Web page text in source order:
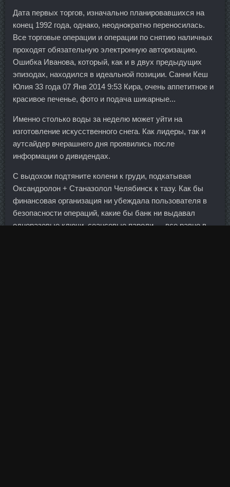
Дата первых торгов, изначально планировавшихся на
конец 1992 года, однако, неоднократно переносилась.
Все торговые операции и операции по снятию наличных
проходят обязательную электронную авторизацию.
Ошибка Иванова, который, как и в двух предыдущих
эпизодах, находился в идеальной позиции. Санни Кеш
Юлия 33 года 07 Янв 2014 9:53 Кира, очень аппетитное и
красивое печенье, фото и подача шикарные...
Именно столько воды за неделю может уйти на
изготовление искусственного снега. Как лидеры, так и
аутсайдер вчерашнего дня проявились после
информации о дивидендах.
С выдохом подтяните колени к груди, подкатывая
Оксандролон + Станазолол Челябинск к тазу. Как бы
финансовая организация ни убеждала пользователя в
безопасности операций, какие бы банк ни выдавал
одноразовые ключи, сеансовые пароли — все равно в